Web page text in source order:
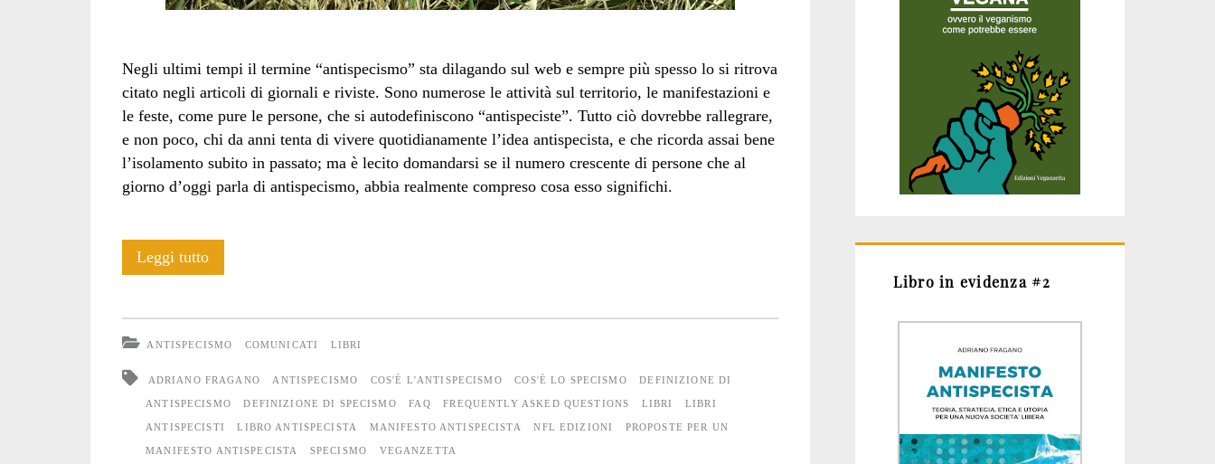
Negli ultimi tempi il termine “antispecismo” sta dilagando sul web e sempre più spesso lo si ritrova
citato negli articoli di giornali e riviste. Sono numerose le attività sul territorio, le manifestazioni e
le feste, come pure le persone, che si autodefiniscono “antispeciste”. Tutto ciò dovrebbe rallegrare,
e non poco, chi da anni tenta di vivere quotidianamente l’idea antispecista, e che ricorda assai bene
l’isolamento subito in passato; ma è lecito domandarsi se il numero crescente di persone che al
giorno d’oggi parla di antispecismo, abbia realmente compreso cosa esso significhi.
Leggi tuttoCos’è
per
fare
ANTISPECISMO COMUNICATI LIBRI
ADRIANO FRAGANO ANTISPECISMO COS'È L'ANTISPECISMO COS'È LO SPECISMO DEFINIZIONE DI
ANTISPECISMO DEFINIZIONE DI SPECISMO FAQ FREQUENTLY ASKED QUESTIONS LIBRI LIBRI
ANTISPECISTI LIBRO ANTISPECISTA MANIFESTO ANTISPECISTA NFL EDIZIONI PROPOSTE PER UN
MANIFESTO ANTISPECISTA SPECISMO VEGANZETTA
Libro in evidenza #2